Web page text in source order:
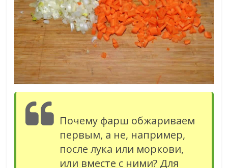
Почему фарш обжариваем
первым, а не, например,
после лука или моркови,
или вместе с ними? Для